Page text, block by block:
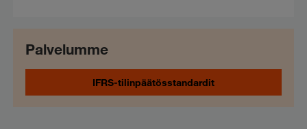
Palvelumme
IFRS-tilinpäätösstandardit